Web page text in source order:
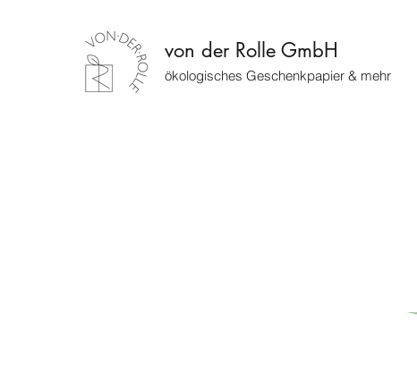
von der Rolle GmbH
ökologisches Geschenkpapier & mehr